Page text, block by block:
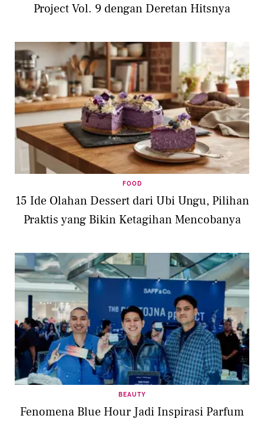
Project Vol. 9 dengan Deretan Hitsnya
FOOD
15 Ide Olahan Dessert dari Ubi Ungu, Pilihan
Praktis yang Bikin Ketagihan Mencobanya
BEAUTY
Fenomena Blue Hour Jadi Inspirasi Parfum